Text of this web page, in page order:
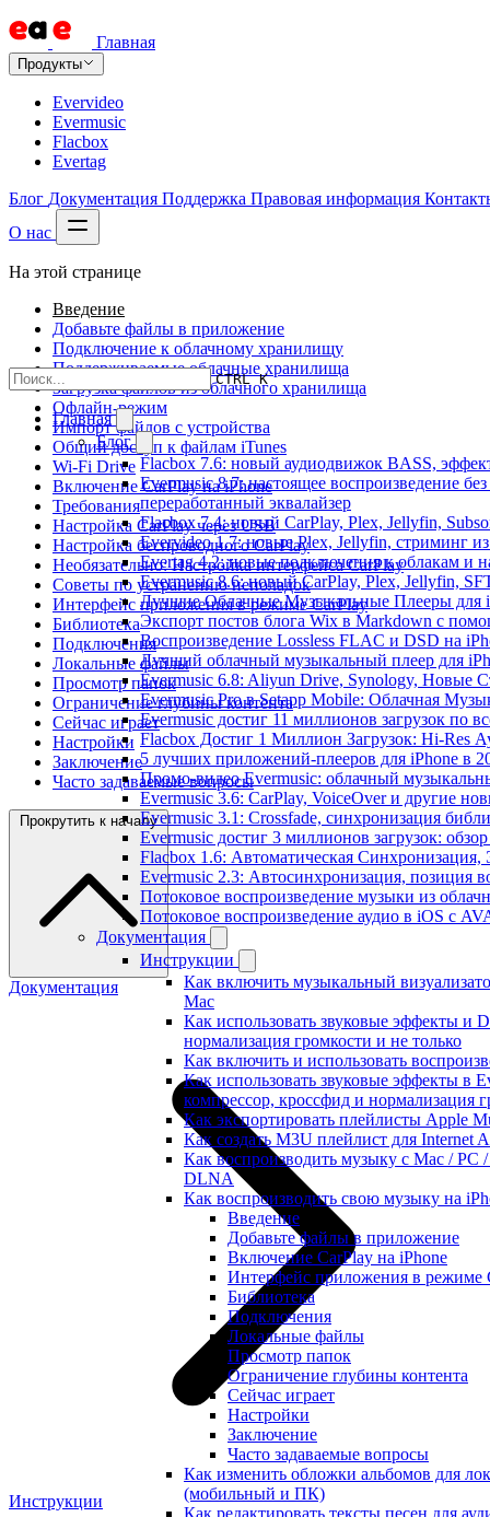
Главная
Продукты
Evervideo
Evermusic
Flacbox
Evertag
Блог Документация Поддержка Правовая информация
О нас
CTRL K
Главная
Блог
Flacbox 7.6: новый аудиодвижок BASS,
Evermusic 8.7: настоящее воспроизведение
переработанный эквалайзер
Flacbox 7.4: новый CarPlay, Plex, Jellyfin,
Evervideo 1.7: новые Plex, Jellyfin, стриминг
Evertag 4.2: новые подключения к облакам и
Evermusic 8.6: новый CarPlay, Plex, Jellyfin,
Лучшие Облачные Музыкальные Плееры для
Экспорт постов блога Wix в Markdown с
Воспроизведение Lossless FLAC и DSD на
Лучший облачный музыкальный плеер для
Evermusic 6.8: Aliyun Drive, Synology, Новые
Evermusic Pro в Setapp Mobile: Облачная
Evermusic достиг 11 миллионов загрузок по
Flacbox Достиг 1 Миллион Загрузок: Hi-Res
5 лучших приложений-плееров для iPhone в
Промо-видео Evermusic: облачный
Evermusic 3.6: CarPlay, VoiceOver и другие
Evermusic 3.1: Crossfade, синхронизация
Evermusic достиг 3 миллионов загрузок:
Flacbox 1.6: Автоматическая
Evermusic 2.3: Автосинхронизация, позиция
Потоковое воспроизведение музыки из
Потоковое воспроизведение аудио в iOS с
Документация
Инструкции
Как включить музыкальный
Mac
Как использовать звуковые эффекты и
нормализация громкости и не только
Как включить и использовать
Как использовать звуковые эффекты в
компрессор, кроссфид и нормализация
Как экспортировать плейлисты Apple
Как создать M3U плейлист для Internet
Как воспроизводить музыку с Mac /
DLNA
Как воспроизводить свою музыку на
Введение
Добавьте файлы в приложение
Включение CarPlay на iPhone
Интерфейс приложения в режиме
Библиотека
Подключения
Локальные файлы
Просмотр папок
Ограничение глубины контента
Сейчас играет
Настройки
Заключение
Часто задаваемые вопросы
Как изменить обложки альбомов для
(мобильный и ПК)
Как редактировать тексты песен для
На этой странице
Введение
Добавьте файлы в приложение
Подключение к облачному хранилищу
Поддерживаемые облачные хранилища
Загрузка файлов из облачного хранилища
Офлайн-режим
Импорт файлов с устройства
Общий доступ к файлам iTunes
Wi-Fi Drive
Включение CarPlay на iPhone
Требования
Настройка CarPlay через USB
Настройка беспроводного CarPlay
Необязательно: Настройка интерфейса CarPlay
Советы по устранению неполадок
Интерфейс приложения в режиме CarPlay
Библиотека
Подключения
Локальные файлы
Просмотр папок
Ограничение глубины контента
Сейчас играет
Настройки
Заключение
Часто задаваемые вопросы
Прокрутить к началу
Документация
Инструкции